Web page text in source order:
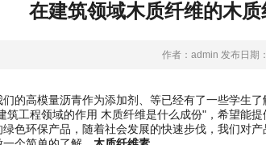
在建筑领域木质纤维的木
作者：admin 发布日期
的高模量沥青作为添加剂、等已经有了一些学生
筑工程领域的作用 木质纤维是什么成份"，希望能提
色环保产品，随着社会发展的快速步伐，我们对